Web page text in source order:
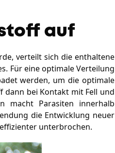
auf
verteilt sich die enthaltene
Für eine optimale Verteilung
werden, um die optimale
dann bei Kontakt mit Fell und
macht Parasiten innerhalb
die Entwicklung neuer
unterbrochen.